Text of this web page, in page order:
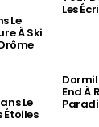
Le
À Ski
Les
Le
Étoiles
End À